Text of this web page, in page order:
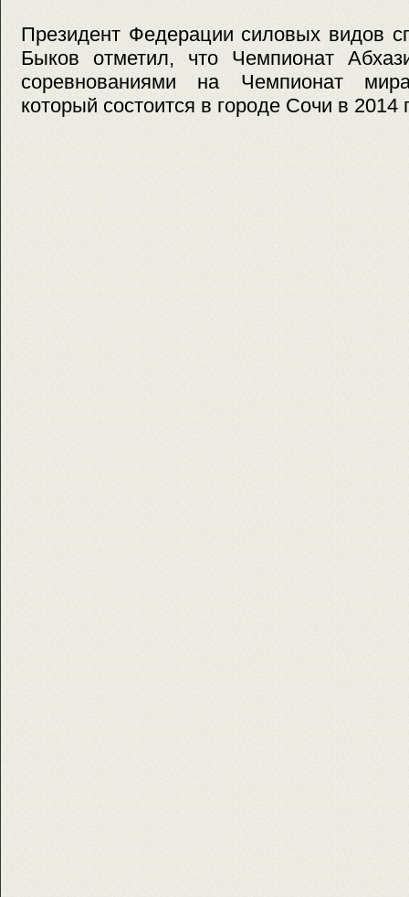
Президент Федерации силовых видов
Быков отметил, что Чемпионат
соревнованиями на Чемпионат
который состоится в городе Сочи в 2014